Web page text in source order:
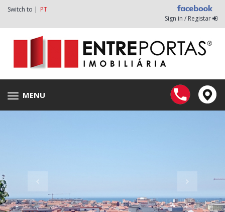
Switch to | PT
Sign in / Registar
Toggle
navigation
MENU